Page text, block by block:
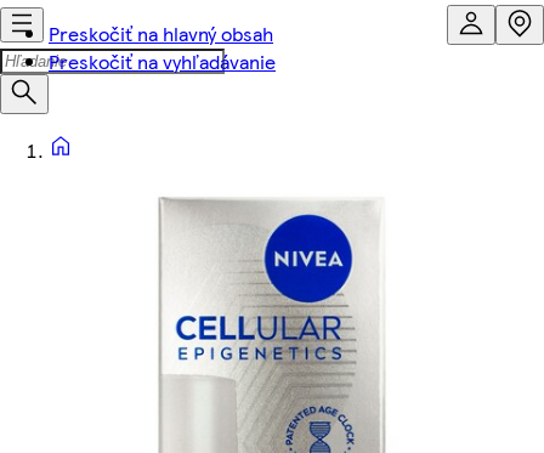
Preskočiť na hlavný obsah
Preskočiť na vyhľadávanie